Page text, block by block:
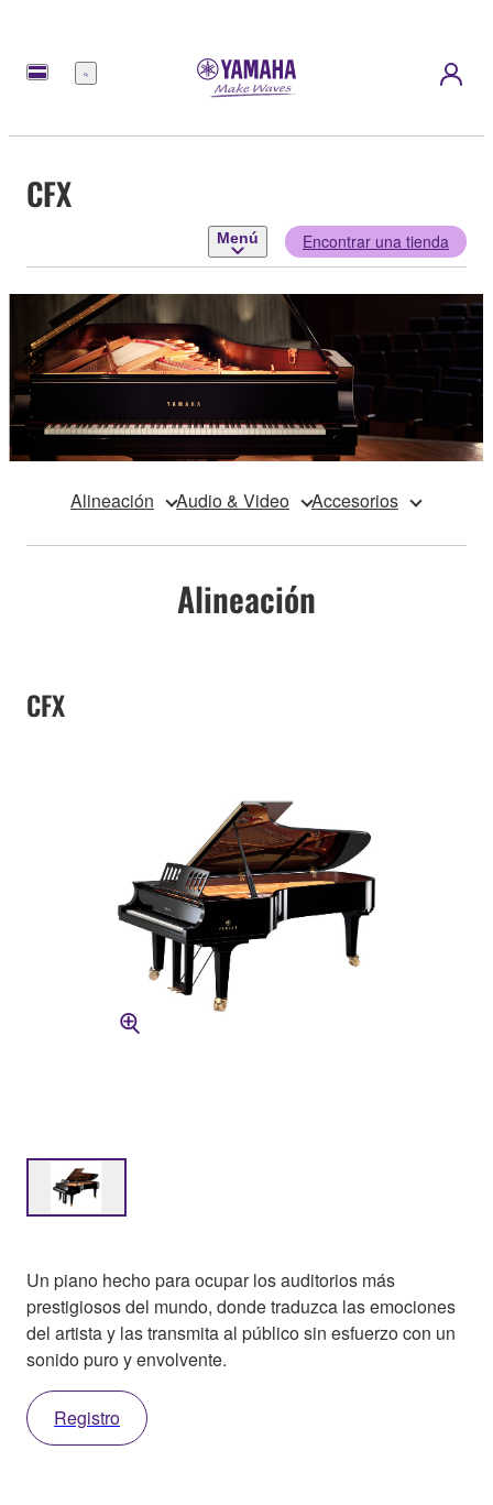
Menú
CFX
Menú Encontrar una tienda
Alineación Audio & Video Accesorios
Alineación
CFX
Un piano hecho para ocupar los auditorios más
prestigiosos del mundo, donde traduzca las emociones
del artista y las transmita al público sin esfuerzo con un
sonido puro y envolvente.
Registro